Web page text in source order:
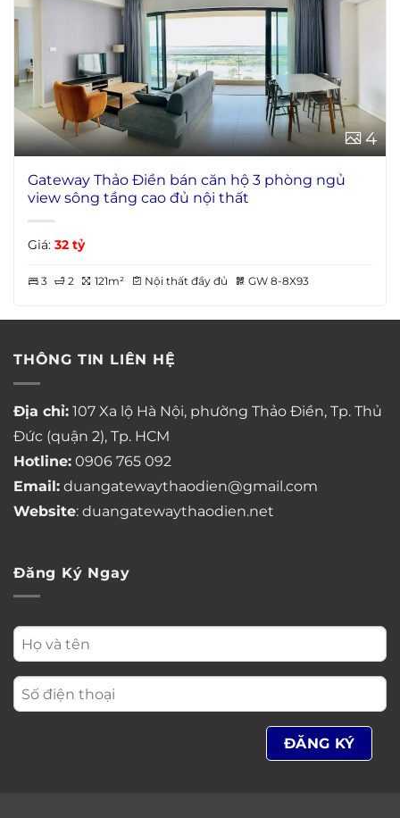
4
Gateway Thảo Điền bán căn hộ 3 phòng ngủ
view sông tầng cao đủ nội thất
Giá: 32 tỷ
3 2 121m² Nội thất đầy đủ GW 8-8X93
THÔNG TIN LIÊN HỆ
Địa chỉ: 107 Xa lộ Hà Nội, phường Thảo Điền, Tp. Thủ
Đức (quận 2), Tp. HCM
Hotline: 0906 765 092
Email: duangatewaythaodien@gmail.com
Website: duangatewaythaodien.net
Đăng Ký Ngay